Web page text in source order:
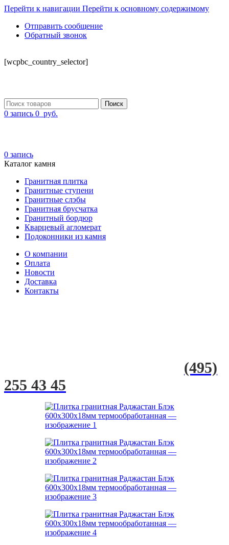
Перейти к навигации Перейти к основному содержимому
Отправить сообщение
Обратный звонок
[wcpbc_country_selector]
Поиск
0 запись 0 руб.
0 запись
Каталог камня
Гранитная плитка
Гранитные ступени
Гранитные слэбы
Гранитная брусчатка
Гранитный бордюр
Кварцевый агломерат
Подоконники из камня
О компании
Оплата
Новости
Доставка
Контакты
(495)
255 43 45